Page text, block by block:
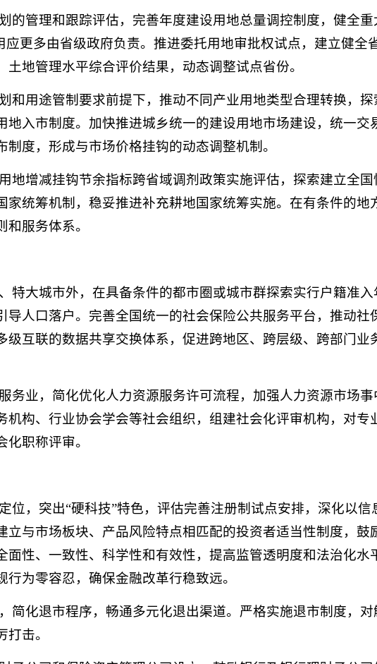
的管理和跟踪评估，完善年度建设用地总量调控制度，健全重
更多由省级政府负责。推进委托用地审批权试点，建立健全
地管理水平综合评价结果，动态调整试点省份。
和用途管制要求前提下，推动不同产业用地类型合理转换，探
入市制度。加快推进城乡统一的建设用地市场建设，统一交
度，形成与市场价格挂钩的动态调整机制。
地增减挂钩节余指标跨省域调剂政策实施评估，探索建立全国
统筹机制，稳妥推进补充耕地国家统筹实施。在有条件的地
服务体系。
特大城市外，在具备条件的都市圈或城市群探索实行户籍准入
人口落户。完善全国统一的社会保险公共服务平台，推动社
互联的数据共享交换体系，促进跨地区、跨层级、跨部门业
务业，简化优化人力资源服务许可流程，加强人力资源市场事
构、行业协会学会等社会组织，组建社会化评审机构，对专
职称评审。
位，突出“硬科技”特色，评估完善注册制试点安排，深化以信
与市场板块、产品风险特点相匹配的投资者适当性制度，鼓
性、一致性、科学性和有效性，提高监管透明度和法治化水
为零容忍，确保金融改革行稳致远。
简化退市程序，畅通多元化退出渠道。严格实施退市制度，对
击。